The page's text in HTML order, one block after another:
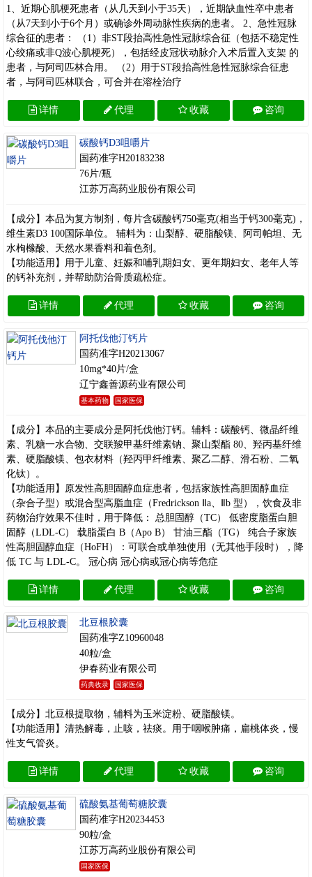
1、近期心肌梗死患者（从几天到小于35天），近期缺血性卒中患者
（从7天到小于6个月）或确诊外周动脉性疾病的患者。 2、急性冠脉
综合征的患者： （1）非ST段抬高性急性冠脉综合征（包括不稳定性
心绞痛或非Q波心肌梗死），包括经皮冠状动脉介入术后置入支架 的
患者，与阿司匹林合用。 （2）用于ST段抬高性急性冠脉综合征患
者，与阿司匹林联合，可合并在溶栓治疗
详情 代理 收藏 咨询
碳酸钙D3咀嚼片
国药准字H20183238
76片/瓶
江苏万高药业股份有限公司
【成分】本品为复方制剂，每片含碳酸钙750毫克(相当于钙300毫克)，
维生素D3 100国际单位。 辅料为：山梨醇、硬脂酸镁、阿司帕坦、无
水枸橼酸、天然水果香料和着色剂。
【功能适用】用于儿童、妊娠和哺乳期妇女、更年期妇女、老年人等
的钙补充剂，并帮助防治骨质疏松症。
详情 代理 收藏 咨询
阿托伐他汀钙片
国药准字H20213067
10mg*40片/盒
辽宁鑫善源药业有限公司
基本药物 国家医保
【成分】本品的主要成分是阿托伐他汀钙。辅料：碳酸钙、微晶纤维
素、乳糖一水合物、交联羧甲基纤维素钠、聚山梨酯 80、羟丙基纤维
素、硬脂酸镁、包衣材料（羟丙甲纤维素、聚乙二醇、滑石粉、二氧
化钛）。
【功能适用】原发性高胆固醇血症患者，包括家族性高胆固醇血症
（杂合子型）或混合型高脂血症（Fredrickson Ⅱa、Ⅱb 型），饮食及非
药物治疗效果不佳时，用于降低： 总胆固醇（TC） 低密度脂蛋白胆
固醇（LDL‑C） 载脂蛋白 B（Apo B） 甘油三酯（TG） 纯合子家族
性高胆固醇血症（HoFH）：可联合或单独使用（无其他手段时），降
低 TC 与 LDL‑C。 冠心病 冠心病或冠心病等危症
详情 代理 收藏 咨询
北豆根胶囊
国药准字Z10960048
40粒/盒
伊春药业有限公司
药典收录 国家医保
【成分】北豆根提取物，辅料为玉米淀粉、硬脂酸镁。
【功能适用】清热解毒，止咳，祛痰。用于咽喉肿痛，扁桃体炎，慢
性支气管炎。
详情 代理 收藏 咨询
硫酸氨基葡萄糖胶囊
国药准字H20234453
90粒/盒
江苏万高药业股份有限公司
国家医保